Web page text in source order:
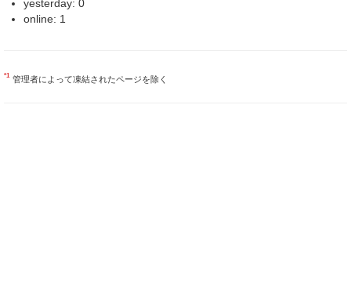
yesterday: 0
online: 1
*1 管理者によって凍結されたページを除く